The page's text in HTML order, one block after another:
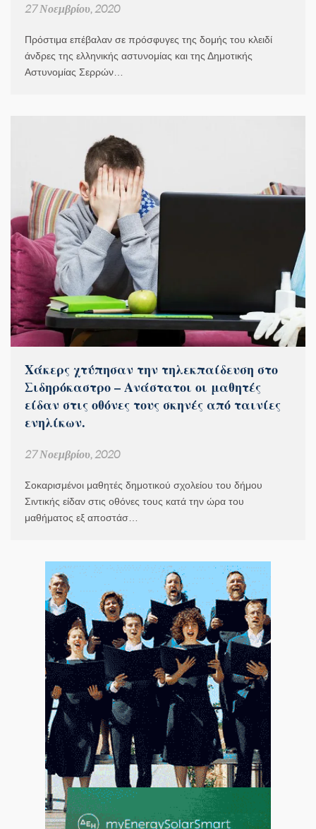
27 Νοεμβρίου, 2020
Πρόστιμα επέβαλαν σε πρόσφυγες της δομής του κλειδί
άνδρες της ελληνικής αστυνομίας και της Δημοτικής
Αστυνομίας Σερρών…
Χάκερς χτύπησαν την τηλεκπαίδευση στο
Σιδηρόκαστρο – Ανάστατοι οι μαθητές
είδαν στις οθόνες τους σκηνές από ταινίες
ενηλίκων.
27 Νοεμβρίου, 2020
Σοκαρισμένοι μαθητές δημοτικού σχολείου του δήμου
Σιντικής είδαν στις οθόνες τους κατά την ώρα του
μαθήματος εξ αποστάσ…